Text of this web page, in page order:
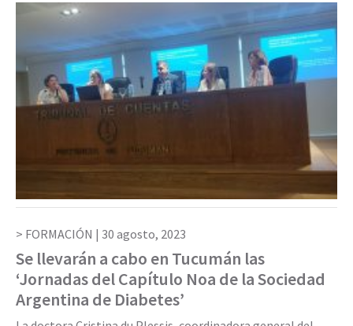
FORMACIÓN | 30 agosto, 2023
Se llevarán a cabo en Tucumán las
‘Jornadas del Capítulo Noa de la Sociedad
Argentina de Diabetes’